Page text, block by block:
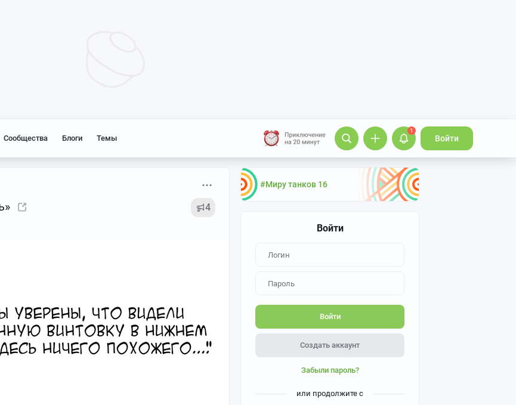
Сообщества Блоги Темы
1
Войти
#Миру танков 16
Войти
Войти
Создать аккаунт
Забыли пароль?
или продолжите с
4